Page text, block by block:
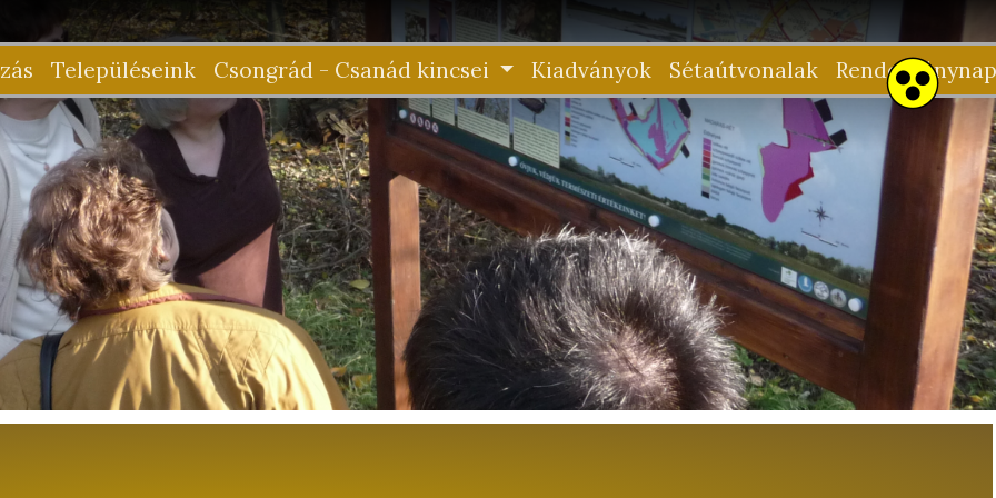
Településeink Csongrád - Csanád kincsei Kiadványok Sétaútvonalak